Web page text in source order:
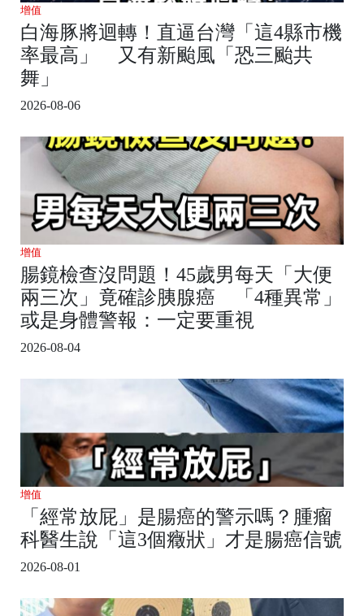
增值
白海豚將迴轉！直逼台灣「這4縣市機
率最高」 又有新颱風「恐三颱共
舞」
2026-08-06
增值
腸鏡檢查沒問題！45歲男每天「大便
兩三次」竟確診胰腺癌 「4種異常」
或是身體警報：一定要重視
2026-08-04
增值
「經常放屁」是腸癌的警示嗎？腫瘤
科醫生說「這3個癥狀」才是腸癌信號
2026-08-01